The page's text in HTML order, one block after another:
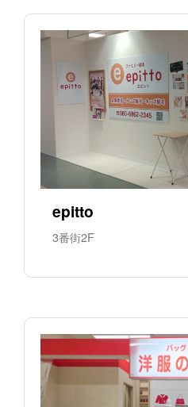
epitto
3番街2F